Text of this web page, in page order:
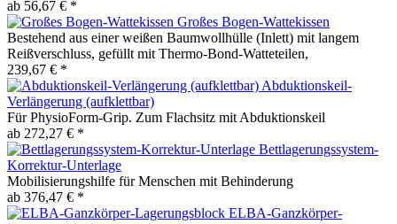
ab 56,67 € *
Großes Bogen-Wattekissen
Bestehend aus einer weißen Baumwollhülle (Inlett) mit langem
Reißverschluss, gefüllt mit Thermo-Bond-Watteteilen,
239,67 € *
Abduktionskeil-
Verlängerung (aufklettbar)
Für PhysioForm-Grip. Zum Flachsitz mit Abduktionskeil
ab 272,27 € *
Bettlagerungssystem-
Korrektur-Unterlage
Mobilisierungshilfe für Menschen mit Behinderung
ab 376,47 € *
ELBA-Ganzkörper-